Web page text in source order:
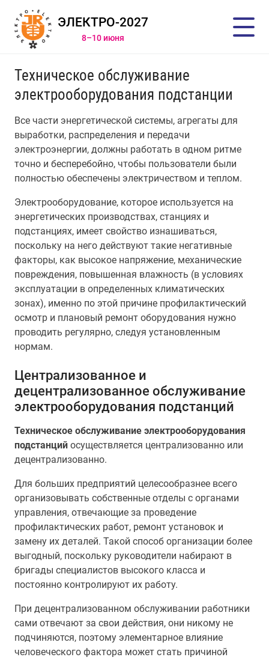
ЭЛЕКТРО-2027
8–10 июня
Техническое обслуживание
электрооборудования подстанции
Все части энергетической системы, агрегаты для
выработки, распределения и передачи
электроэнергии, должны работать в одном ритме
точно и бесперебойно, чтобы пользователи были
полностью обеспечены электричеством и теплом.
Электрооборудование, которое используется на
энергетических производствах, станциях и
подстанциях, имеет свойство изнашиваться,
поскольку на него действуют такие негативные
факторы, как высокое напряжение, механические
повреждения, повышенная влажность (в условиях
эксплуатации в определенных климатических
зонах), именно по этой причине профилактический
осмотр и плановый ремонт оборудования нужно
проводить регулярно, следуя установленным
нормам.
Централизованное и
децентрализованное обслуживание
электрооборудования подстанций
Техническое обслуживание электрооборудования
подстанций осуществляется централизованно или
децентрализованно.
Для больших предприятий целесообразнее всего
организовывать собственные отделы с органами
управления, отвечающие за проведение
профилактических работ, ремонт установок и
замену их деталей. Такой способ организации более
выгодный, поскольку руководители набирают в
бригады специалистов высокого класса и
постоянно контролируют их работу.
При децентрализованном обслуживании работники
сами отвечают за свои действия, они никому не
подчиняются, поэтому элементарное влияние
человеческого фактора может стать причиной